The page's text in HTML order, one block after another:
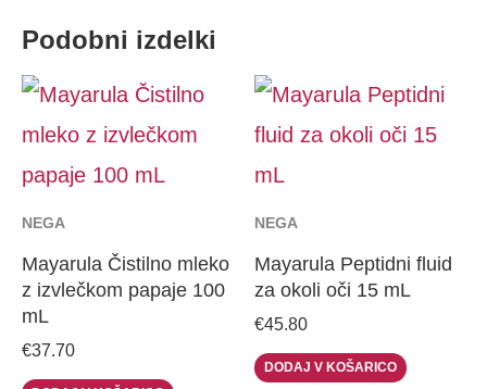
Podobni izdelki
NEGA
Mayarula Čistilno mleko
z izvlečkom papaje 100
mL
€37.70
NEGA
Mayarula Peptidni fluid
za okoli oči 15 mL
€45.80
DODAJ V KOŠARICO